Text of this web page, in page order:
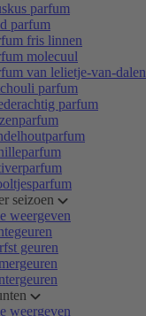
parfum
parfum
fris linnen
molecuul
van lelietje-van-dalen
parfum
parfum
seizoen
weergeven
geuren
weergeven